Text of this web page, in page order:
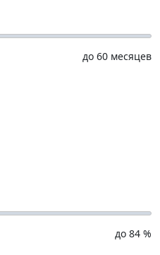
до 60 месяцев
до 84 %